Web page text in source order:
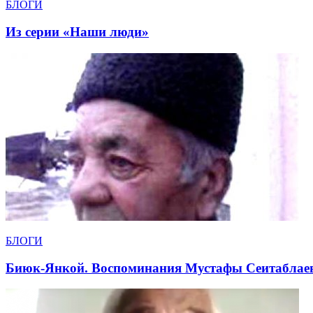
БЛОГИ
Из серии «Наши люди»
БЛОГИ
Биюк-Янкой. Воспоминания Мустафы